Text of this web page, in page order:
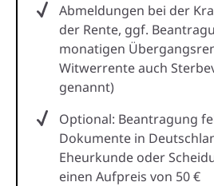
Abmeldungen bei der
der Rente, ggf.
monatigen
Witwerrente auch
genannt)
Optional: Beantragung
Dokumente in
Eheurkunde oder
einen Aufpreis von 50 €